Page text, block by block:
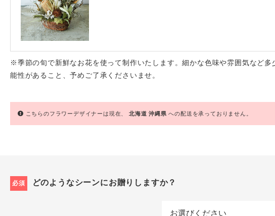
※季節の旬で新鮮なお花を使って制作いたします。細かな色味や雰囲気など多
能性があること、予めご了承くださいませ。
こちらのフラワーデザイナーは現在、北海道沖縄県への配送を承っておりません。
必須 どのようなシーンにお贈りしますか？